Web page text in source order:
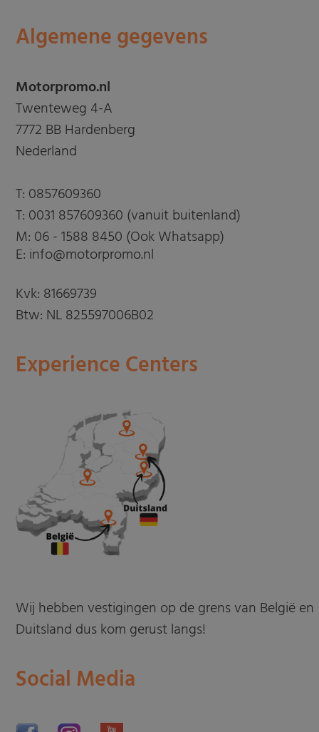
Algemene gegevens
Motorpromo.nl
Twenteweg 4-A
7772 BB Hardenberg
Nederland
T: 0857609360
T: 0031 857609360 (vanuit buitenland)
M: 06 - 1588 8450 (Ook Whatsapp)
E: info@motorpromo.nl
Kvk: 81669739
Btw: NL 825597006B02
Experience Centers
Wij hebben vestigingen op de grens van België en
Duitsland dus kom gerust langs!
Social Media